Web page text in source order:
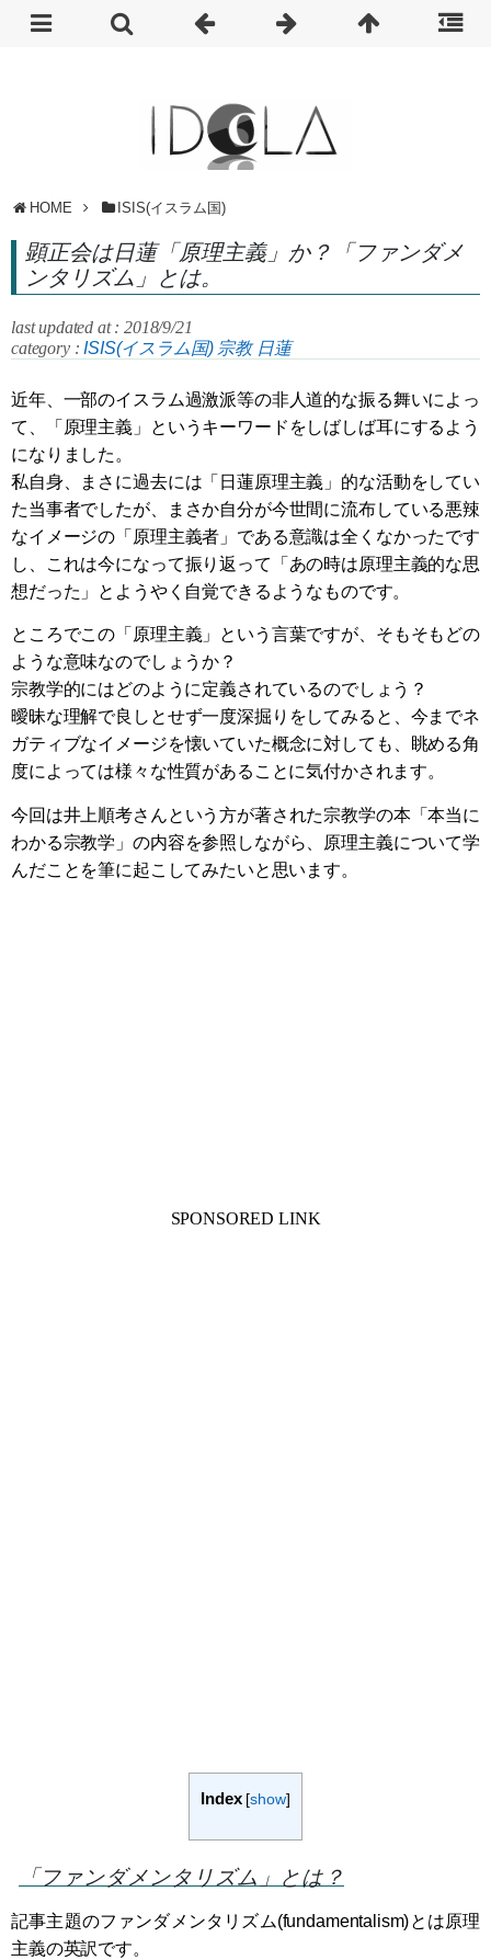
HOME ISIS(イスラム国)
顕正会は日蓮「原理主義」か？「ファンダメ
ンタリズム」とは。
last updated at : 2018/9/21
category : ISIS(イスラム国) 宗教 日蓮
近年、一部のイスラム過激派等の非人道的な振る舞いによっ
て、「原理主義」というキーワードをしばしば耳にするよう
になりました。
私自身、まさに過去には「日蓮原理主義」的な活動をしてい
た当事者でしたが、まさか自分が今世間に流布している悪辣
なイメージの「原理主義者」である意識は全くなかったです
し、これは今になって振り返って「あの時は原理主義的な思
想だった」とようやく自覚できるようなものです。
ところでこの「原理主義」という言葉ですが、そもそもどの
ような意味なのでしょうか？
宗教学的にはどのように定義されているのでしょう？
曖昧な理解で良しとせず一度深掘りをしてみると、今までネ
ガティブなイメージを懐いていた概念に対しても、眺める角
度によっては様々な性質があることに気付かされます。
今回は井上順考さんという方が著された宗教学の本「本当に
わかる宗教学」の内容を参照しながら、原理主義について学
んだことを筆に起こしてみたいと思います。
SPONSORED LINK
Index [show]
「ファンダメンタリズム」とは？
記事主題のファンダメンタリズム(fundamentalism)とは原理
主義の英訳です。